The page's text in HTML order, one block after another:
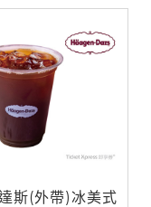
斯(外帶)冰美式